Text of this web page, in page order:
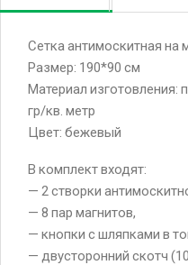
Сетка антимоскитная на
Размер: 190*90 см
Материал изготовления:
гр/кв. метр
Цвет: бежевый
В комплект входят:
— 2 створки
— 8 пар магнитов,
— кнопки с шляпками в
— двусторонний скотч